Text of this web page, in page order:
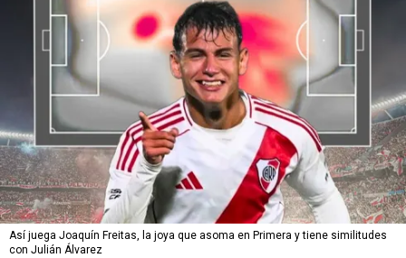
Así juega Joaquín Freitas, la joya que asoma en Primera y tiene similitudes
con Julián Álvarez